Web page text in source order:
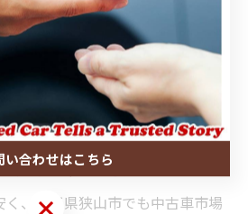
パクトカー購入時
気をつけるべき点
、埼玉県狭山市でも中古車市場
い合わせはこちら
い合わせはこちら